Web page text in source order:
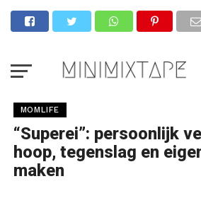
MOMLIFE
“Superei”: persoonlijk
hoop, tegenslag en
maken